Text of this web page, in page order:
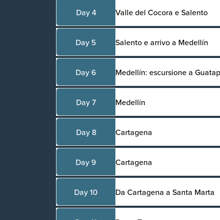
Day 4 Valle del Cocora e Salento
Day 5 Salento e arrivo a Medellín
Day 6 Medellín: escursione a
Day 7 Medellín
Day 8 Cartagena
Day 9 Cartagena
Day 10 Da Cartagena a Santa Marta